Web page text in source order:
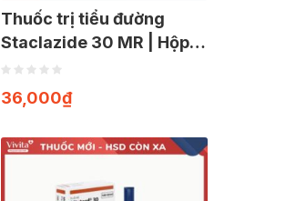
Thuốc trị tiểu đường
Staclazide 30 MR | Hộp
30 viên
36,000₫